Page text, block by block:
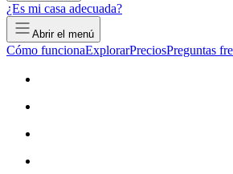
¿Es mi casa adecuada?
Abrir el menú
Cómo funcionaExplorarPreciosPreguntas